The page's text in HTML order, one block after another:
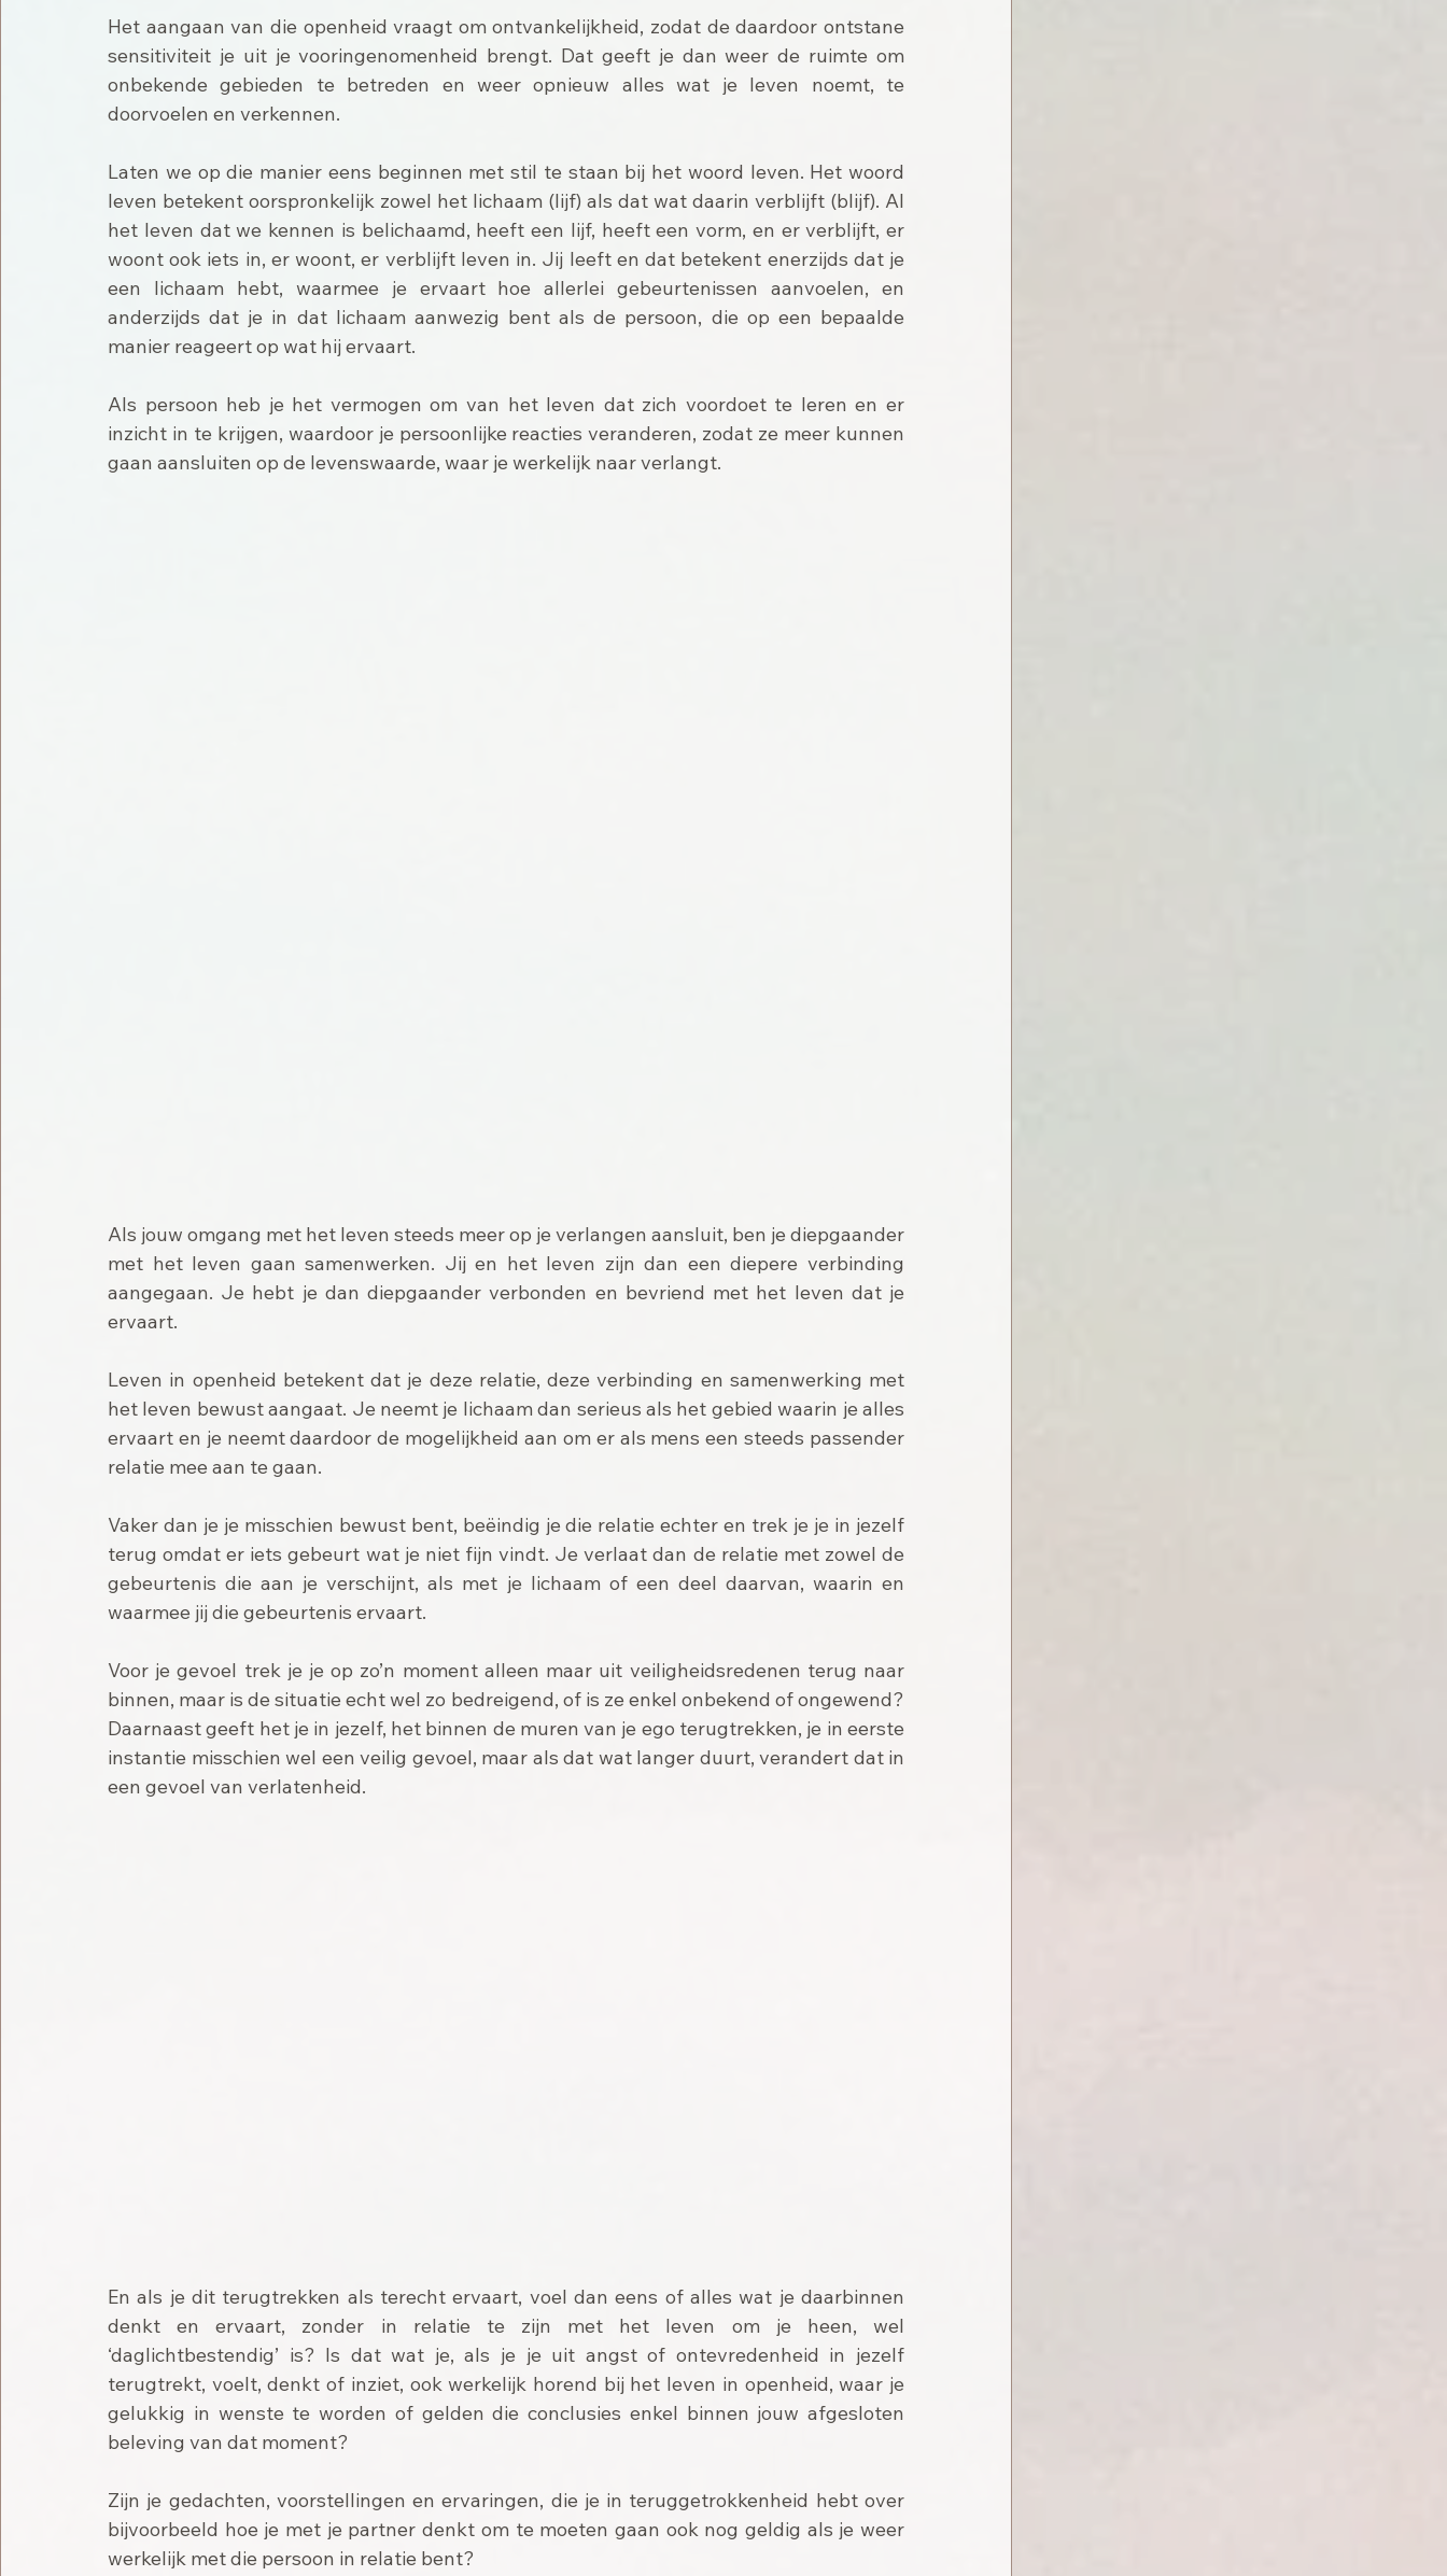
Het aangaan van die openheid vraagt om ontvankelijkheid, zodat de daardoor ontstane
sensitiviteit je uit je vooringenomenheid brengt. Dat geeft je dan weer de ruimte om
onbekende gebieden te betreden en weer opnieuw alles wat je leven noemt, te
doorvoelen en verkennen.
Laten we op die manier eens beginnen met stil te staan bij het woord leven. Het woord
leven betekent oorspronkelijk zowel het lichaam (lijf) als dat wat daarin verblijft (blijf). Al
het leven dat we kennen is belichaamd, heeft een lijf, heeft een vorm, en er verblijft, er
woont ook iets in, er woont, er verblijft leven in. Jij leeft en dat betekent enerzijds dat je
een lichaam hebt, waarmee je ervaart hoe allerlei gebeurtenissen aanvoelen, en
anderzijds dat je in dat lichaam aanwezig bent als de persoon, die op een bepaalde
manier reageert op wat hij ervaart.
Als persoon heb je het vermogen om van het leven dat zich voordoet te leren en er
inzicht in te krijgen, waardoor je persoonlijke reacties veranderen, zodat ze meer kunnen
gaan aansluiten op de levenswaarde, waar je werkelijk naar verlangt.
Als jouw omgang met het leven steeds meer op je verlangen aansluit, ben je diepgaander
met het leven gaan samenwerken. Jij en het leven zijn dan een diepere verbinding
aangegaan. Je hebt je dan diepgaander verbonden en bevriend met het leven dat je
ervaart.
Leven in openheid betekent dat je deze relatie, deze verbinding en samenwerking met
het leven bewust aangaat. Je neemt je lichaam dan serieus als het gebied waarin je alles
ervaart en je neemt daardoor de mogelijkheid aan om er als mens een steeds passender
relatie mee aan te gaan.
Vaker dan je je misschien bewust bent, beëindig je die relatie echter en trek je je in jezelf
terug omdat er iets gebeurt wat je niet fijn vindt. Je verlaat dan de relatie met zowel de
gebeurtenis die aan je verschijnt, als met je lichaam of een deel daarvan, waarin en
waarmee jij die gebeurtenis ervaart.
Voor je gevoel trek je je op zo’n moment alleen maar uit veiligheidsredenen terug naar
binnen, maar is de situatie echt wel zo bedreigend, of is ze enkel onbekend of ongewend?
Daarnaast geeft het je in jezelf, het binnen de muren van je ego terugtrekken, je in eerste
instantie misschien wel een veilig gevoel, maar als dat wat langer duurt, verandert dat in
een gevoel van verlatenheid.
En als je dit terugtrekken als terecht ervaart, voel dan eens of alles wat je daarbinnen
denkt en ervaart, zonder in relatie te zijn met het leven om je heen, wel
‘daglichtbestendig’ is? Is dat wat je, als je je uit angst of ontevredenheid in jezelf
terugtrekt, voelt, denkt of inziet, ook werkelijk horend bij het leven in openheid, waar je
gelukkig in wenste te worden of gelden die conclusies enkel binnen jouw afgesloten
beleving van dat moment?
Zijn je gedachten, voorstellingen en ervaringen, die je in teruggetrokkenheid hebt over
bijvoorbeeld hoe je met je partner denkt om te moeten gaan ook nog geldig als je weer
werkelijk met die persoon in relatie bent?